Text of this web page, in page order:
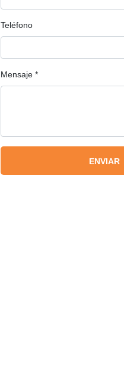
Teléfono
Mensaje *